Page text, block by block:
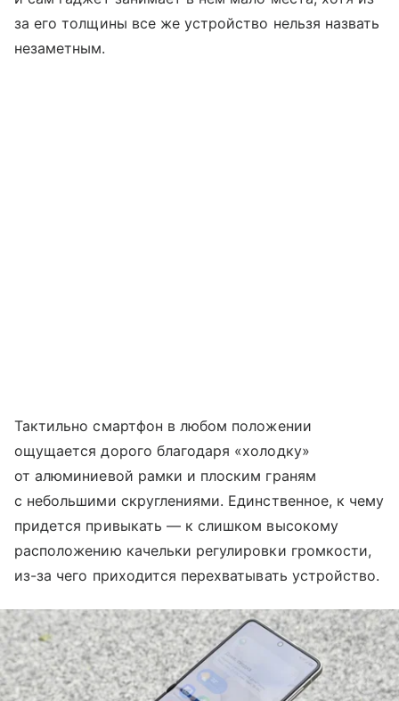
за его толщины все же устройство нельзя назвать
незаметным.
Тактильно смартфон в любом положении
ощущается дорого благодаря «холодку»
от алюминиевой рамки и плоским граням
с небольшими скруглениями. Единственное, к чему
придется привыкать — к слишком высокому
расположению качельки регулировки громкости,
из-за чего приходится перехватывать устройство.